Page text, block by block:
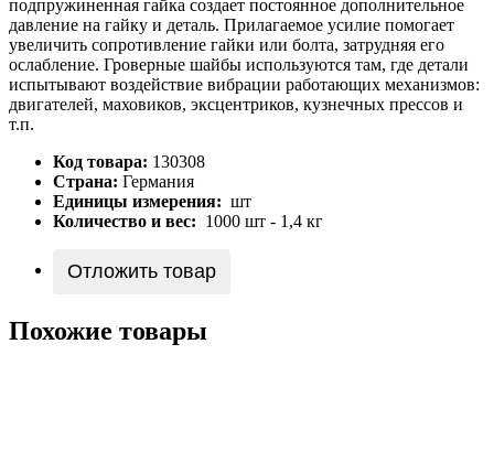
подпружиненная гайка создает постоянное дополнительное
давление на гайку и деталь. Прилагаемое усилие помогает
увеличить сопротивление гайки или болта, затрудняя его
ослабление. Гроверные шайбы используются там, где детали
испытывают воздействие вибрации работающих механизмов:
двигателей, маховиков, эксцентриков, кузнечных прессов и
т.п.
Код товара: 130308
Страна: Германия
Единицы измерения: шт
Количество и вес: 1000 шт - 1,4 кг
Отложить товар
Похожие товары